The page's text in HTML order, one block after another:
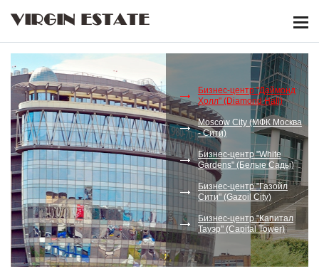
VIRGIN ESTATE
Бизнес-центр "Даймонд
Холл" (Diamond Hall)
Moscow City (МФК Москва
- Сити)
Бизнес-центр "White
Gardens" (Белые Сады)
Бизнес-центр "Газойл
Сити" (Gazoil City)
Бизнес-центр "Капитал
Тауэр" (Capital Tower)